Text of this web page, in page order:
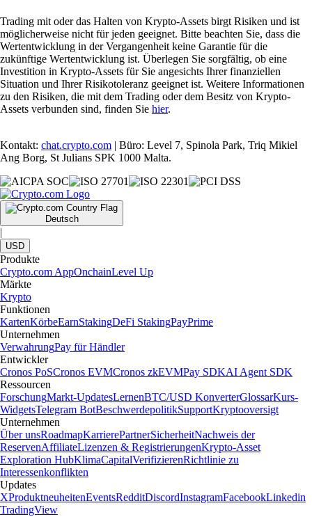
Trading mit oder das Halten von Krypto-Assets birgt Risiken und ist
möglicherweise nicht für jeden geeignet. Bitte beachten Sie, dass die
Wertentwicklung in der Vergangenheit keine Garantie für die
zukünftige Wertentwicklung ist. Überlegen Sie sorgfältig, ob eine
Investition in Krypto-Assets für Sie angesichts Ihrer finanziellen
Situation und Ihrer Risikotoleranz geeignet ist. Weitere Informationen
zu den Risiken, die mit dem Trading oder dem Besitz von Krypto-
Assets verbunden sind, finden Sie hier.
Kontakt: chat.crypto.com | Büro: Level 7, Spinola Park, Triq Mikiel
Ang Borg, St Julians SPK 1000 Malta.
Deutsch
|
USD
Produkte
Crypto.com AppOnchainLevel Up
Märkte
Krypto
Funktionen
KartenKörbeEarnStakingDeFi StakingPayPrime
Unternehmen
VerwahrungPay für Händler
Entwickler
Cronos PoSCronos EVMCronos zkEVMPay SDKAI Agent SDK
Ressourcen
ForschungMarkt-UpdatesLernenBTC/USD KonverterGlossarKurs-
WidgetsTelegram BotBeschwerdepolitikSupportKryptooversigt
Unternehmen
Über unsRoadmapKarrierePartnerSicherheitNachweis der
ReservenAffiliateLizenzen & RegistrierungenKrypto-Asset
Exploration HubKlimaCapitalVerifizierenRichtlinie zu
Interessenkonflikten
Updates
XProduktneuheitenEventsRedditDiscordInstagramFacebookLinkedin
TradingView